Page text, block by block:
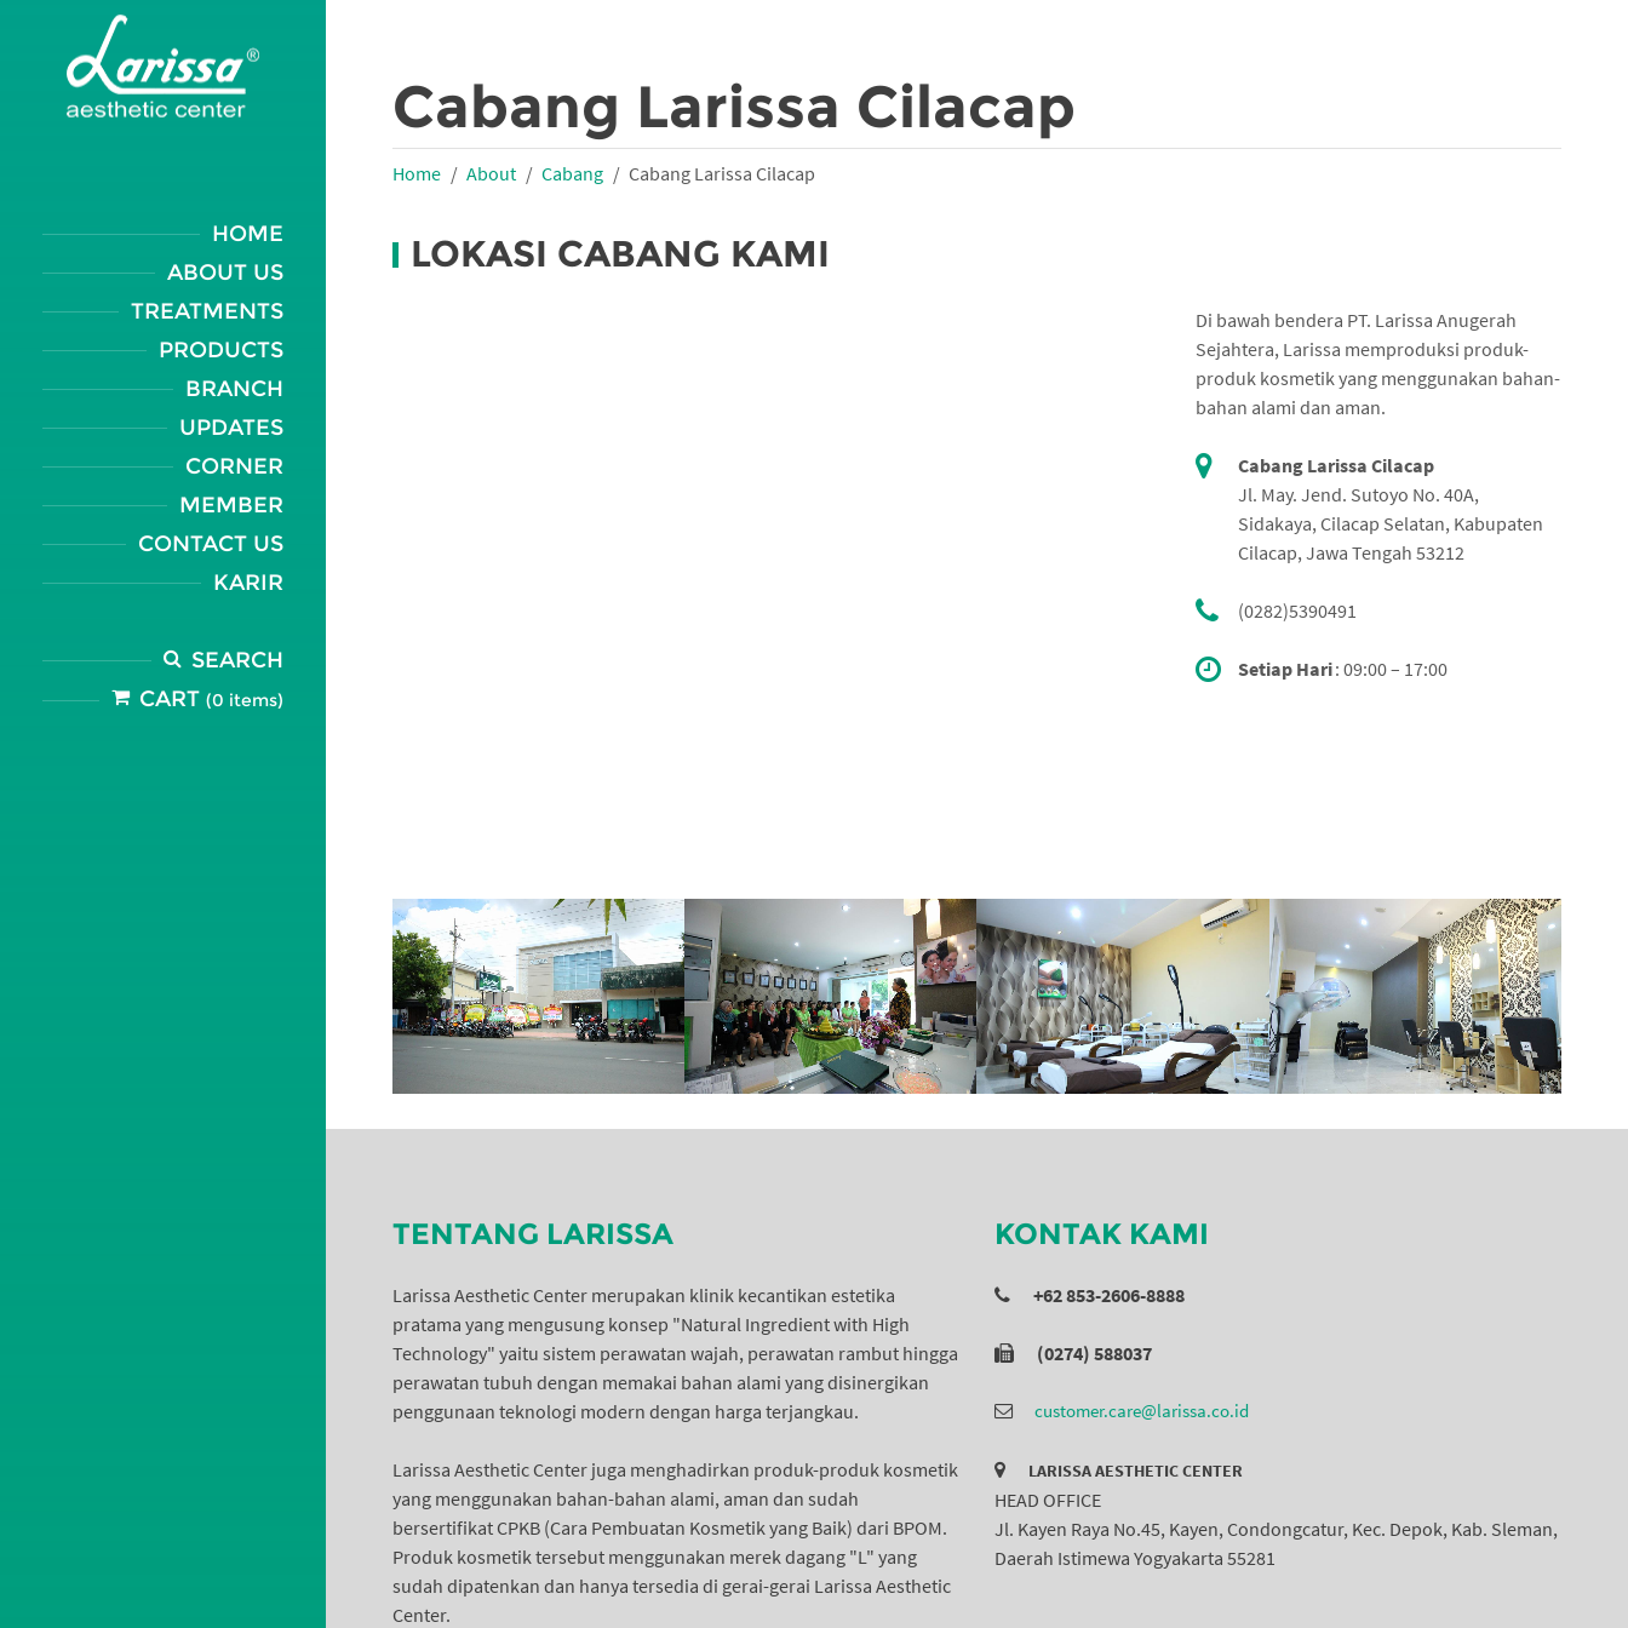
HOME
ABOUT US
TREATMENTS
PRODUCTS
BRANCH
UPDATES
CORNER
MEMBER
CONTACT US
KARIR
SEARCH
CART (0 items)
Cabang Larissa Cilacap
Home About Cabang Cabang Larissa Cilacap
LOKASI CABANG KAMI
Di bawah bendera PT. Larissa Anugerah
Sejahtera, Larissa memproduksi produk-
produk kosmetik yang menggunakan bahan-
bahan alami dan aman.
Cabang Larissa Cilacap
Jl. May. Jend. Sutoyo No. 40A,
Sidakaya, Cilacap Selatan, Kabupaten
Cilacap, Jawa Tengah 53212
(0282)5390491
Setiap Hari: 09:00 – 17:00
TENTANG LARISSA
Larissa Aesthetic Center merupakan klinik kecantikan estetika
pratama yang mengusung konsep "Natural Ingredient with High
Technology" yaitu sistem perawatan wajah, perawatan rambut hingga
perawatan tubuh dengan memakai bahan alami yang disinergikan
penggunaan teknologi modern dengan harga terjangkau.
Larissa Aesthetic Center juga menghadirkan produk-produk kosmetik
yang menggunakan bahan-bahan alami, aman dan sudah
bersertifikat CPKB (Cara Pembuatan Kosmetik yang Baik) dari BPOM.
Produk kosmetik tersebut menggunakan merek dagang "L" yang
sudah dipatenkan dan hanya tersedia di gerai-gerai Larissa Aesthetic
Center.
KONTAK KAMI
+62 853-2606-8888
(0274) 588037
customer.care@larissa.co.id
LARISSA AESTHETIC CENTER
HEAD OFFICE
Jl. Kayen Raya No.45, Kayen, Condongcatur, Kec. Depok, Kab. Sleman,
Daerah Istimewa Yogyakarta 55281